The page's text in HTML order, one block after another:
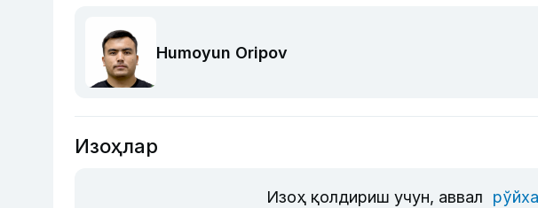
Humoyun Oripov
Изоҳлар
Изоҳ қолдириш учун, аввал